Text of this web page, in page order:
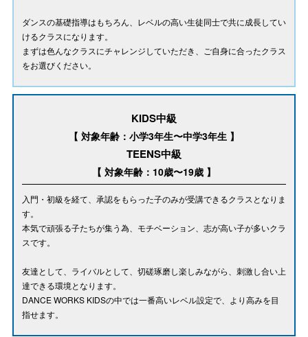
ダンスの基礎指導はもちろん、レベルの高い生徒同士で共に成長してい
けるクラスになります。
まずは色んなクラスにチャレンジしていただき、ご自身に合ったクラス
をお選びください。
KIDS中級
【 対象年齢：小学3年生〜中学3年生 】
TEENS中級
【 対象年齢：10歳〜19歳 】
入門・初級を経て、承認をもらった子のみが受講できるクラスとなりま
す。
本気で頑張る子たちが集う為、モチベーション、志が高い子が多いクラ
スです。
友達として、ライバルとして、切磋琢磨し楽しみながら、刺激し合い上
達できる環境となります。
DANCE WORKS KIDSの中では一番高いレベル設定で、より高みを目
指せます。